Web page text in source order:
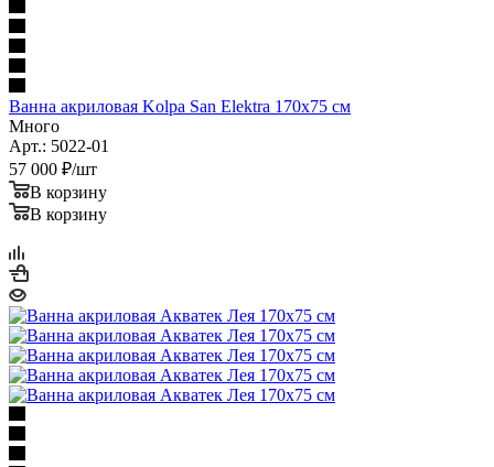
Ванна акриловая Kolpa San Еlektra 170x75 см
Много
Арт.: 5022-01
57 000 ₽/шт
В корзину
В корзину